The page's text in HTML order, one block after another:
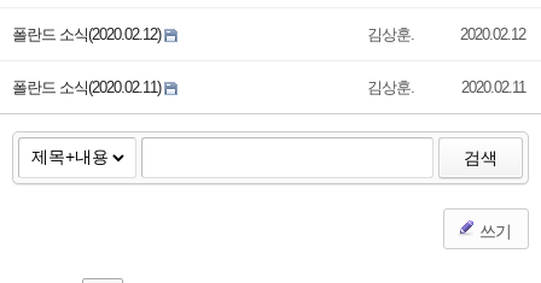
폴란드 소식(2020.02.12) 김상훈. 2020.02.12
폴란드 소식(2020.02.11) 김상훈. 2020.02.11
검색
쓰기